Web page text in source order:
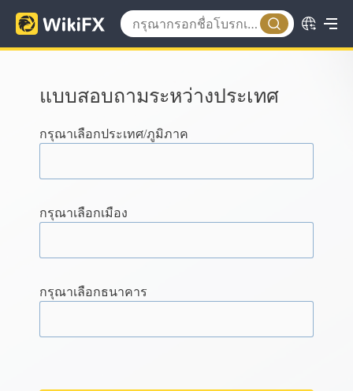
แบบสอบถามระหว่างประเทศ
กรุณาเลือกประเทศ/ภูมิภาค
กรุณาเลือกเมือง
กรุณาเลือกธนาคาร